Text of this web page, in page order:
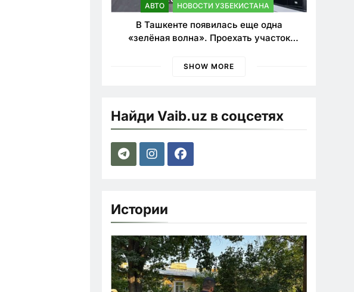
АВТО НОВОСТИ УЗБЕКИСТАНА
В Ташкенте появилась еще одна
«зелёная волна». Проехать участок
SHOW MORE
Найди Vaib.uz в соцсетях
Истории